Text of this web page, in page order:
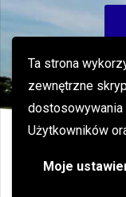
Ta strona
zewnętrzne
dostosowywania
Użytkowników
Moje